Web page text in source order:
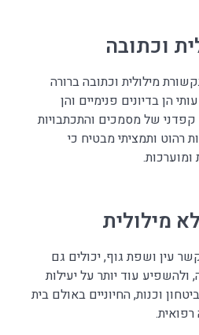
וכתובה
מילולית וכתובה ברורה
הן בדיונים פנימיים והן
קפדני של מסמכים והתכתבויות
רהוט ותמציתי מבטיח כי
ומוערכות.
מילולית
עין ושפת גוף, יכולים גם
ולהשפיע עוד יותר על יעילות
וכנות, החיוניים באולם בית